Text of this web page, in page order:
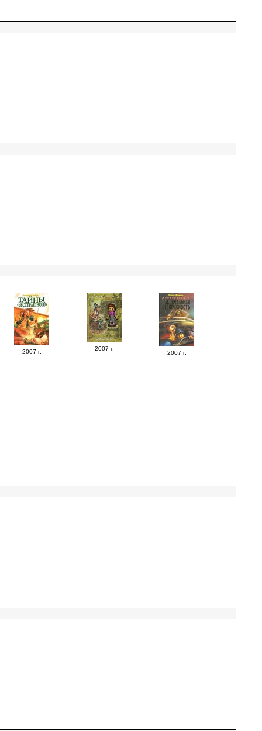
2007 г. 2007 г.
2007 г.